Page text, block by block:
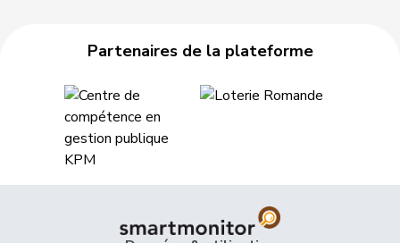
Partenaires de la plateforme